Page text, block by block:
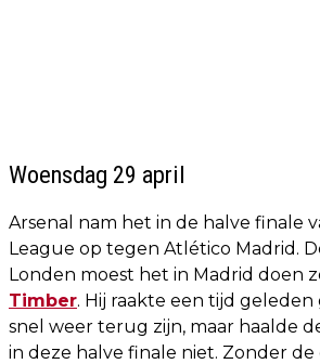
Woensdag 29 april
Arsenal nam het in de halve finale
League op tegen Atlético Madrid.
Londen moest het in Madrid doen
Timber. Hij raakte een tijd geleden
snel weer terug zijn, maar haalde
in deze halve finale niet. Zonder de